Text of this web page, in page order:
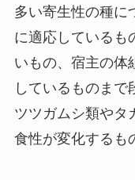
多い寄生性の種に
に適応しているも
いもの、宿主の体
しているものま
ツツガムシ類やタ
食性が変化するも